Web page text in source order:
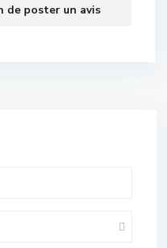
de poster un avis